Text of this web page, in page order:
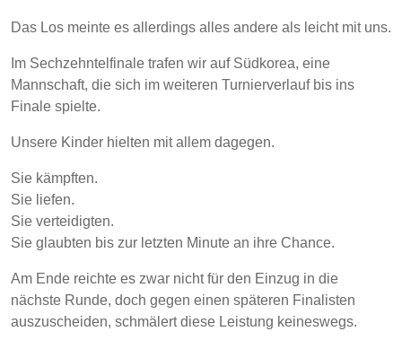
Das Los meinte es allerdings alles andere als leicht mit uns.
Im Sechzehntelfinale trafen wir auf Südkorea, eine
Mannschaft, die sich im weiteren Turnierverlauf bis ins
Finale spielte.
Unsere Kinder hielten mit allem dagegen.
Sie kämpften.
Sie liefen.
Sie verteidigten.
Sie glaubten bis zur letzten Minute an ihre Chance.
Am Ende reichte es zwar nicht für den Einzug in die
nächste Runde, doch gegen einen späteren Finalisten
auszuscheiden, schmälert diese Leistung keineswegs.